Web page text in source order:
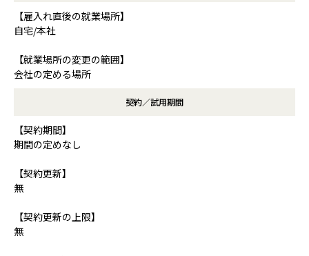
【雇入れ直後の就業場所】
自宅/本社
【就業場所の変更の範囲】
会社の定める場所
契約／試用期間
【契約期間】
期間の定めなし
【契約更新】
無
【契約更新の上限】
無